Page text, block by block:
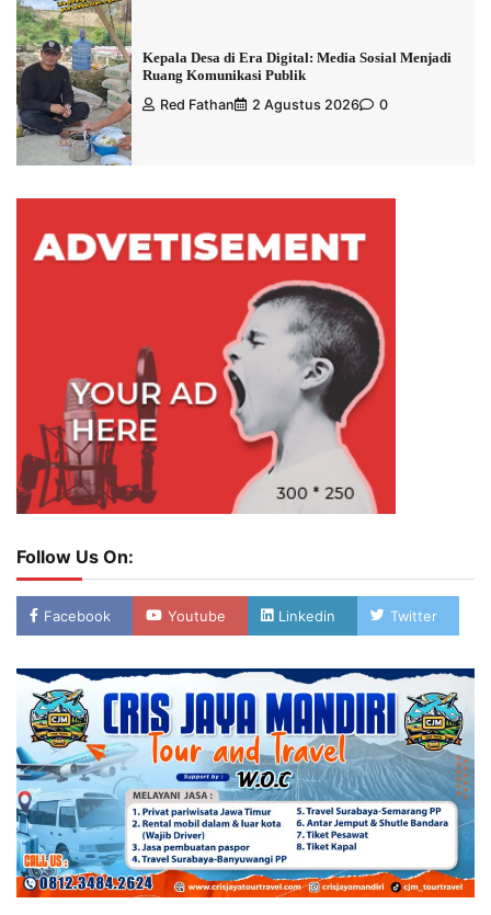
Kepala Desa di Era Digital: Media Sosial Menjadi
Ruang Komunikasi Publik
Red Fathan
2 Agustus 2026 0
Follow Us On:
Facebook Youtube Linkedin Twitter